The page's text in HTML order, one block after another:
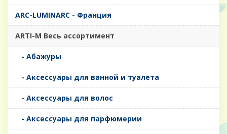
ARC-LUMINARC - Франция
ARTI-M Весь ассортимент
- Абажуры
- Аксессуары для ванной и туалета
- Аксессуары для волос
- Аксессуары для парфюмерии